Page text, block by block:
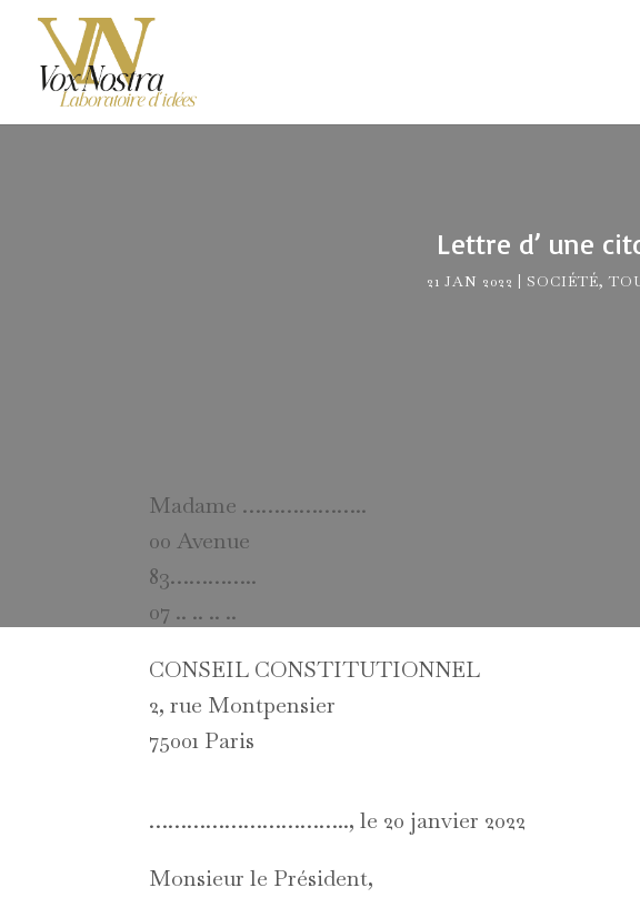
Lettre d’ une
21 JAN 2022 SOCIÉTÉ,
Madame ………………..
00 Avenue
83…………..
07 .. .. .. ..
CONSEIL CONSTITUTIONNEL
2, rue Montpensier
75001 Paris
………………………….., le 20 janvier 2022
Monsieur le Président,